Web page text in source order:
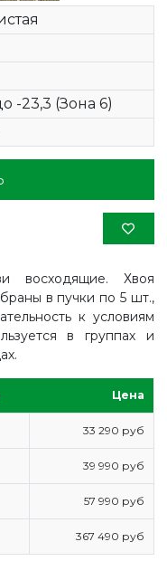
-23,3 (Зона 6)
восходящие. Хвоя
в пучки по 5 шт.,
к условиям
в группах и
Цена
33 290 руб
39 990 руб
57 990 руб
367 490 руб